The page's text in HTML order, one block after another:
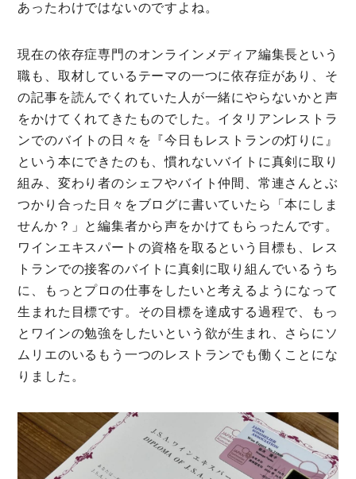
あったわけではないのですよね。
現在の依存症専門のオンラインメディア編集長という
職も、取材しているテーマの一つに依存症があり、そ
の記事を読んでくれていた人が一緒にやらないかと声
をかけてくれてきたものでした。イタリアンレストラ
ンでのバイトの日々を『今日もレストランの灯りに』
という本にできたのも、慣れないバイトに真剣に取り
組み、変わり者のシェフやバイト仲間、常連さんとぶ
つかり合った日々をブログに書いていたら「本にしま
せんか？」と編集者から声をかけてもらったんです。
ワインエキスパートの資格を取るという目標も、レス
トランでの接客のバイトに真剣に取り組んでいるうち
に、もっとプロの仕事をしたいと考えるようになって
生まれた目標です。その目標を達成する過程で、もっ
とワインの勉強をしたいという欲が生まれ、さらにソ
ムリエのいるもう一つのレストランでも働くことにな
りました。